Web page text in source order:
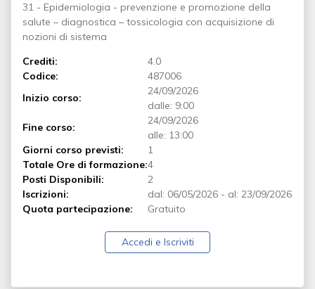
31 - Epidemiologia - prevenzione e promozione della
salute – diagnostica – tossicologia con acquisizione di
nozioni di sistema
Crediti:
4.0
Codice:
487006
Inizio corso:
24/09/2026
dalle: 9:00
Fine corso:
24/09/2026
alle: 13:00
Giorni corso previsti:
1
Totale Ore di formazione:4
Posti Disponibili:
2
Iscrizioni:
dal: 06/05/2026 - al: 23/09/2026
Quota partecipazione:
Gratuito
Accedi e Iscriviti